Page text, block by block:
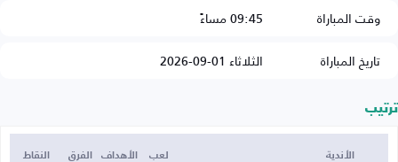
وقت المباراة
09:45 مساءً
تاريخ المباراة
الثلاثاء 01-09-2026
ترتيب
الأندية لعب الأهداف الفرق النقاط